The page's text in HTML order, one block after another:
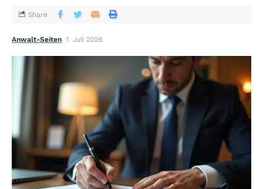
Anwalt-Seiten 1. Juli 2026
Share